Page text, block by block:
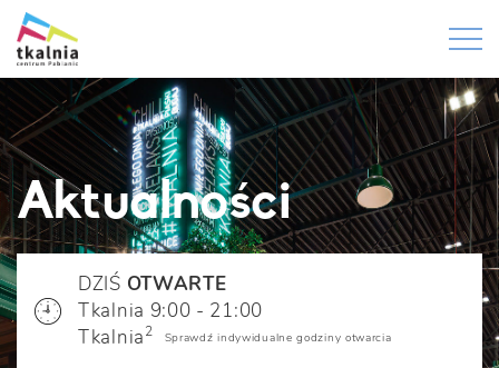
Aktualności
DZIŚ OTWARTE
Tkalnia 9:00 - 21:00
Tkalnia2 Sprawdź indywidualne godziny otwarcia